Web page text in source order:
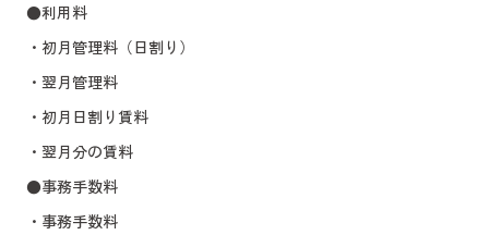
●利用料
・初月管理料（日割り）
・翌月管理料
・初月日割り賃料
・翌月分の賃料
●事務手数料
・事務手数料